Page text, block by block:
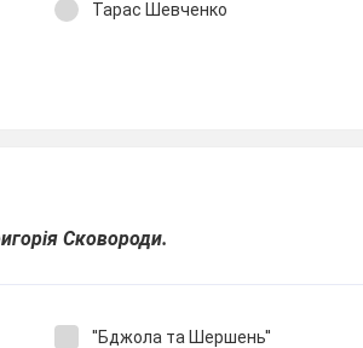
Тарас Шевченко
Сковороди.
''Бджола та Шершень''